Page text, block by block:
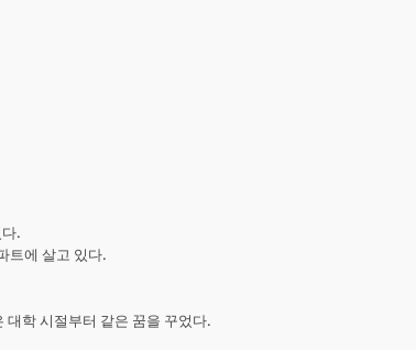
.
트에 살고 있다.
학 시절부터 같은 꿈을 꾸었다.